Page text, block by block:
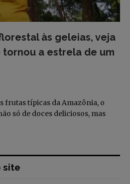
às geleias, veja
tornou a estrela de um
frutas típicas da Amazônia, o
só de doces deliciosos, mas
site